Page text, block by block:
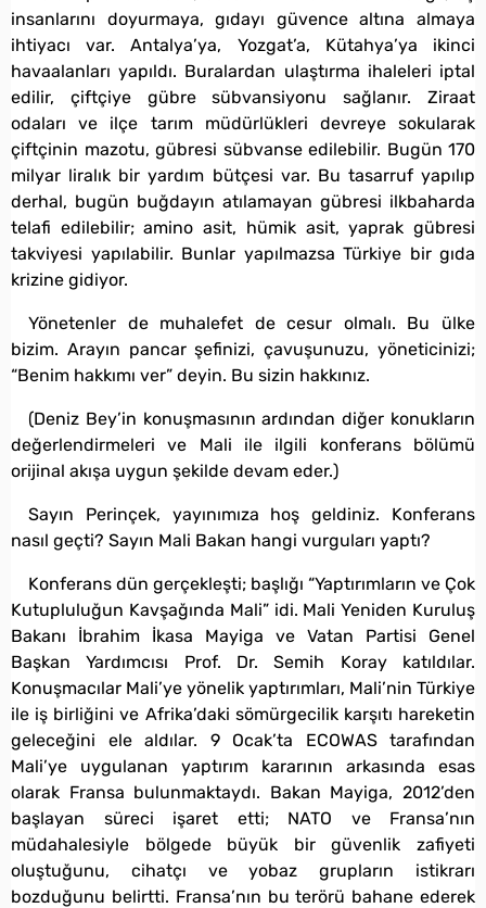
insanlarını doyurmaya, gıdayı güvence altına almaya
ihtiyacı var. Antalya’ya, Yozgat’a, Kütahya’ya ikinci
havaalanları yapıldı. Buralardan ulaştırma ihaleleri iptal
edilir, çiftçiye gübre sübvansiyonu sağlanır. Ziraat
odaları ve ilçe tarım müdürlükleri devreye sokularak
çiftçinin mazotu, gübresi sübvanse edilebilir. Bugün 170
milyar liralık bir yardım bütçesi var. Bu tasarruf yapılıp
derhal, bugün buğdayın atılamayan gübresi ilkbaharda
telafi edilebilir; amino asit, hümik asit, yaprak gübresi
takviyesi yapılabilir. Bunlar yapılmazsa Türkiye bir gıda
krizine gidiyor.
Yönetenler de muhalefet de cesur olmalı. Bu ülke
bizim. Arayın pancar şefinizi, çavuşunuzu, yöneticinizi;
“Benim hakkımı ver” deyin. Bu sizin hakkınız.
(Deniz Bey’in konuşmasının ardından diğer konukların
değerlendirmeleri ve Mali ile ilgili konferans bölümü
orijinal akışa uygun şekilde devam eder.)
Sayın Perinçek, yayınımıza hoş geldiniz. Konferans
nasıl geçti? Sayın Mali Bakan hangi vurguları yaptı?
Konferans dün gerçekleşti; başlığı “Yaptırımların ve Çok
Kutupluluğun Kavşağında Mali” idi. Mali Yeniden Kuruluş
Bakanı İbrahim İkasa Mayiga ve Vatan Partisi Genel
Başkan Yardımcısı Prof. Dr. Semih Koray katıldılar.
Konuşmacılar Mali’ye yönelik yaptırımları, Mali’nin Türkiye
ile iş birliğini ve Afrika’daki sömürgecilik karşıtı hareketin
geleceğini ele aldılar. 9 Ocak’ta ECOWAS tarafından
Mali’ye uygulanan yaptırım kararının arkasında esas
olarak Fransa bulunmaktaydı. Bakan Mayiga, 2012’den
başlayan süreci işaret etti; NATO ve Fransa’nın
müdahalesiyle bölgede büyük bir güvenlik zafiyeti
oluştuğunu, cihatçı ve yobaz grupların istikrarı
bozduğunu belirtti. Fransa’nın bu terörü bahane ederek